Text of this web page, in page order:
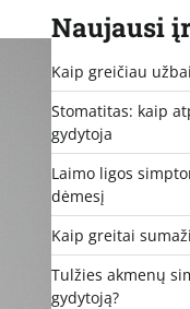
Naujausi
Kaip greičiau
Stomatitas: kaip
gydytoja
Laimo ligos
dėmesį
Kaip greitai
Tulžies akmenų
gydytoją?